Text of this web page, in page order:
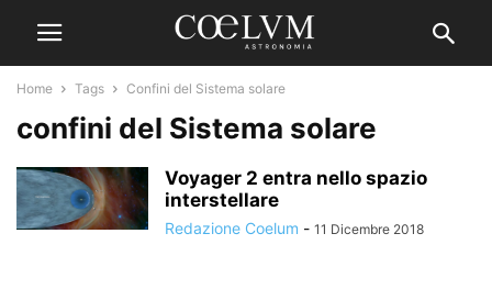
Home Tags Confini del Sistema solare
confini del Sistema solare
Voyager 2 entra nello spazio
interstellare
Redazione Coelum - 11 Dicembre 2018